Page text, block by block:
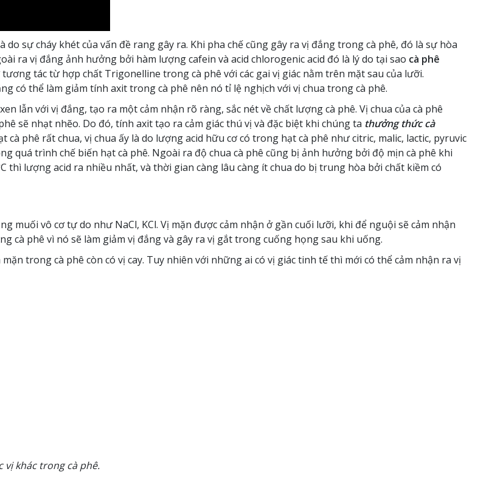
sự cháy khét của vấn đề rang gây ra. Khi pha chế cũng gây ra vị đắng trong cà phê, đó là sự hòa
ra vị đắng ảnh hưởng bởi hàm lượng cafein và acid chlorogenic acid đó là lý do tại sao cà phê
tương tác từ hợp chất Trigonelline trong cà phê với các gai vị giác nằm trên mặt sau của lưỡi.
có thể làm giảm tính axit trong cà phê nên nó tỉ lệ nghịch với vị chua trong cà phê.
lẫn với vị đắng, tạo ra một cảm nhận rõ ràng, sắc nét về chất lượng cà phê. Vị chua của cà phê
sẽ nhạt nhẽo. Do đó, tính axit tạo ra cảm giác thú vị và đặc biệt khi chúng ta thưởng thức cà
phê rất chua, vị chua ấy là do lượng acid hữu cơ có trong hạt cà phê như citric, malic, lactic, pyruvic
quá trình chế biến hạt cà phê. Ngoài ra độ chua cà phê cũng bị ảnh hưởng bởi độ mịn cà phê khi
thì lượng acid ra nhiều nhất, và thời gian càng lâu càng ít chua do bị trung hòa bởi chất kiềm có
vô cơ tự do như NaCl, KCl. Vị mặn được cảm nhận ở gần cuối lưỡi, khi để nguội sẽ cảm nhận
cà phê vì nó sẽ làm giảm vị đắng và gây ra vị gắt trong cuống họng sau khi uống.
trong cà phê còn có vị cay. Tuy nhiên với những ai có vị giác tinh tế thì mới có thể cảm nhận ra vị
khác trong cà phê.